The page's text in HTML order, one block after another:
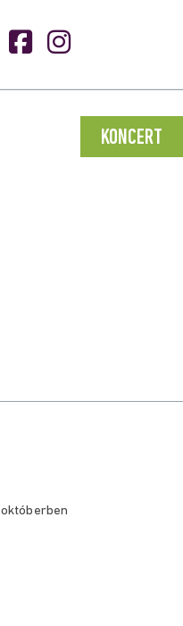
KONCERT
októberben